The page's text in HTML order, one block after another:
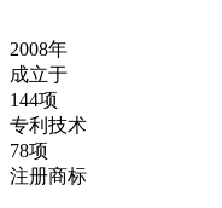
2008年
成立于
144项
专利技术
78项
注册商标